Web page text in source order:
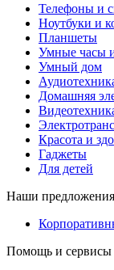
Телефоны и
Ноутбуки и
Планшеты
Умные часы
Умный дом
Домашняя
Красота и
Гаджеты
Для детей
Наши предложения
Помощь и сервисы